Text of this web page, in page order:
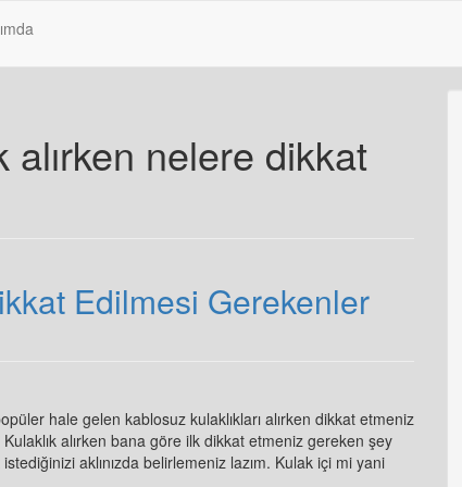
alırken nelere dikkat
Edilmesi Gerekenler
hale gelen kablosuz kulaklıkları alırken dikkat etmeniz
alırken bana göre ilk dikkat etmeniz gereken şey
aklınızda belirlemeniz lazım. Kulak içi mi yani